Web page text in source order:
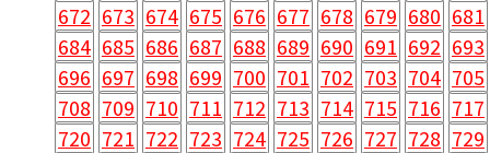
672 673 674 675 676 677 678 679 680 681
684 685 686 687 688 689 690 691 692 693
696 697 698 699 700 701 702 703 704 705
708 709 710 711 712 713 714 715 716 717
720 721 722 723 724 725 726 727 728 729